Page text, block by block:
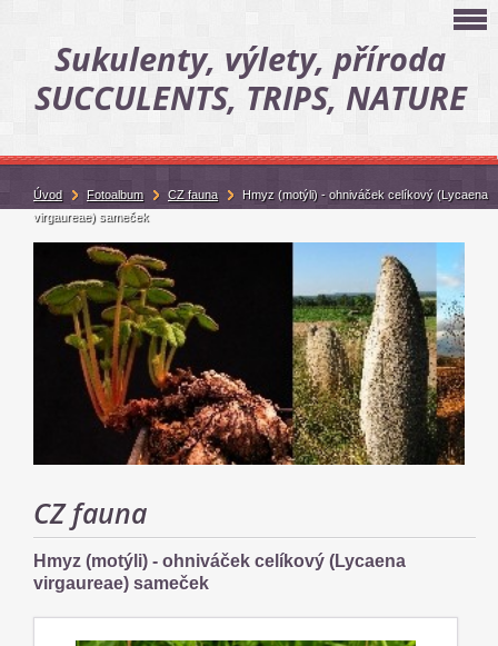
Sukulenty, výlety, příroda
SUCCULENTS, TRIPS, NATURE
CZ fauna
Hmyz (motýli) - ohniváček celíkový (Lycaena
virgaureae) sameček
Úvod Fotoalbum CZ fauna
Hmyz (motýli) - ohniváček celíkový (Lycaena
virgaureae) sameček